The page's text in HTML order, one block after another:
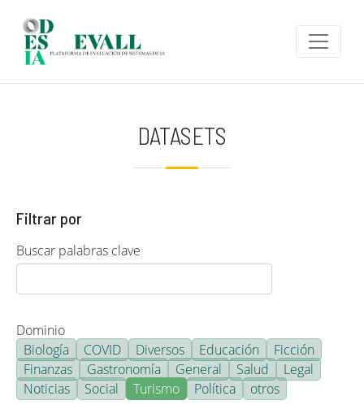
DATASETS
Filtrar por
Buscar palabras clave
Dominio
Biología
COVID Diversos Educación
Ficción
Finanzas
Gastronomía General Salud
Legal
Noticias
Social Turismo Política otros